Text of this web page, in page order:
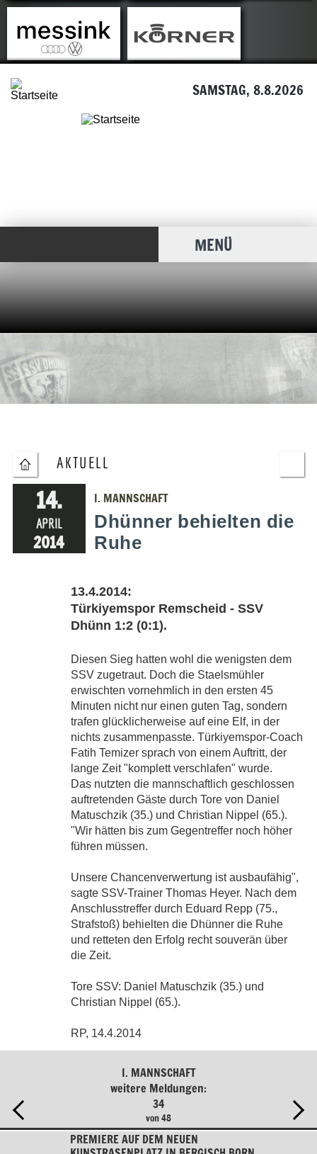
SAMSTAG, 8.8.2026
MENÜ
AKTUELL
14.
APRIL
2014
I. MANNSCHAFT
Dhünner behielten die
Ruhe
13.4.2014:
Türkiyemspor Remscheid - SSV
Dhünn 1:2 (0:1).
Diesen Sieg hatten wohl die wenigsten dem
SSV zugetraut. Doch die Staelsmühler
erwischten vornehmlich in den ersten 45
Minuten nicht nur einen guten Tag, sondern
trafen glücklicherweise auf eine Elf, in der
nichts zusammenpasste. Türkiyemspor-Coach
Fatih Temizer sprach von einem Auftritt, der
lange Zeit "komplett verschlafen" wurde.
Das nutzten die mannschaftlich geschlossen
auftretenden Gäste durch Tore von Daniel
Matuschzik (35.) und Christian Nippel (65.).
"Wir hätten bis zum Gegentreffer noch höher
führen müssen.
Unsere Chancenverwertung ist ausbaufähig",
sagte SSV-Trainer Thomas Heyer. Nach dem
Anschlusstreffer durch Eduard Repp (75.,
Strafstoß) behielten die Dhünner die Ruhe
und retteten den Erfolg recht souverän über
die Zeit.
Tore SSV: Daniel Matuschzik (35.) und
Christian Nippel (65.).
RP, 14.4.2014
I. MANNSCHAFT
weitere Meldungen:
34
von 48
PREMIERE AUF DEM NEUEN